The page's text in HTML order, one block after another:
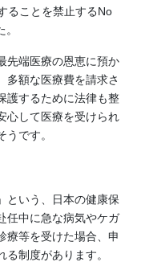
ることを禁止するNo
先端医療の恩恵に預か
多額な医療費を請求さ
護するために法律も整
心して医療を受けられ
です。
という、日本の健康保
任中に急な病気やケガ
療等を受けた場合、申
る制度があります。